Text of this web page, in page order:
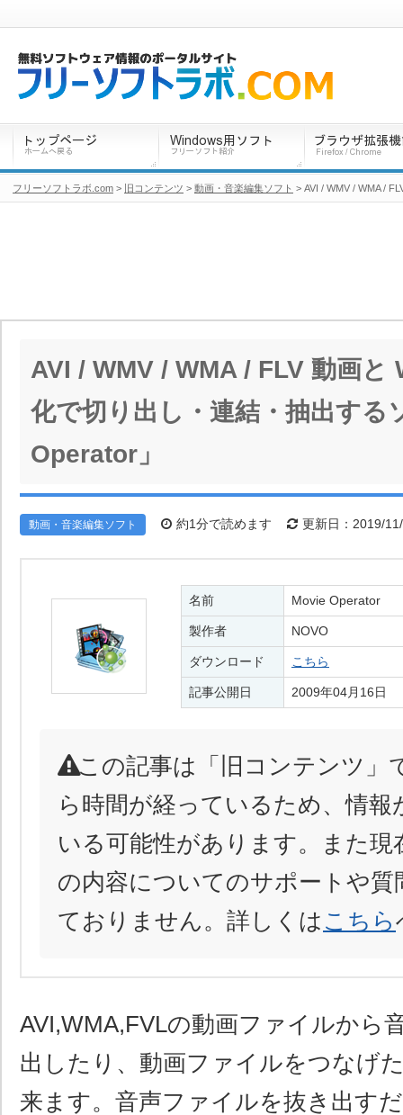
AVI / WMV / WMA / FLV 動画と
化で切り出し・連結・抽出する
Operator」
動画・音楽編集ソフト 約1分で読めます 更新日：2019/
名前 Movie Operator
製作者 NOVO
ダウンロード こちら
記事公開日 2009年04月16日
この記事は「旧コンテンツ」
ら時間が経っているため、情報
いる可能性があります。また現
の内容についてのサポートや質
ておりません。詳しくは こちら
AVI,WMA,FVLの動画ファイルから
出したり、動画ファイルをつなげ
来ます。音声ファイルを抜き出す
フリーソフトラボ.com > 旧コンテンツ > 動画・音楽編集ソフト > AVI / WMV / WMA /